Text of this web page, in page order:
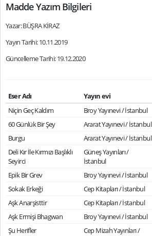
Madde Yazım Bilgileri
Yazar: BÜŞRA KİRAZ
Yayın Tarihi: 10.11.2019
Güncelleme Tarihi: 19.12.2020
Eser Adı Yayın evi
Niçin Geç Kaldım
Broy Yayınevi / İstanbul
60 Günlük Bir Şey
Ararat Yayınevi / İstanbul
Burgu
Ararat Yayınevi / İstanbul
Deli Kır İle Kırmızı Başlıklı
Seyirci
Güneş Yayınları /
İstanbul
Epik Bir Grev Broy Yayınevi / İstanbul
Sokak Erkeği
Cep Kitapları / İstanbul
Aşk Anarşisttir
Cep Kitapları / İstanbul
Aşk Ermişi Bhagwan
Broy Yayınevi / İstanbul
Şu Herifler
Cep Mizah Yayınları /